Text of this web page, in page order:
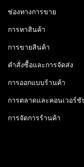
ช่องทางการขาย
การหาสินค้า
การขายสินค้า
คำสั่งซื้อและการจัดส่ง
การออกแบบร้านค้า
การตลาดและคอนเวอร์ชั
การจัดการร้านค้า